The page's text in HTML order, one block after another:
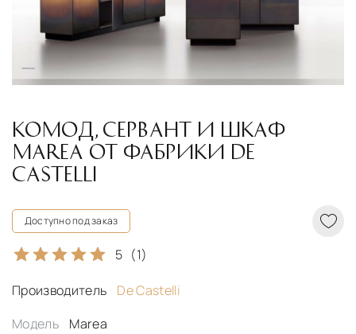
КОМОД, СЕРВАНТ И ШКАФ
MAREA ОТ ФАБРИКИ DE
CASTELLI
Доступно под заказ
5 (1)
Производитель
De Castelli
Модель
Marea